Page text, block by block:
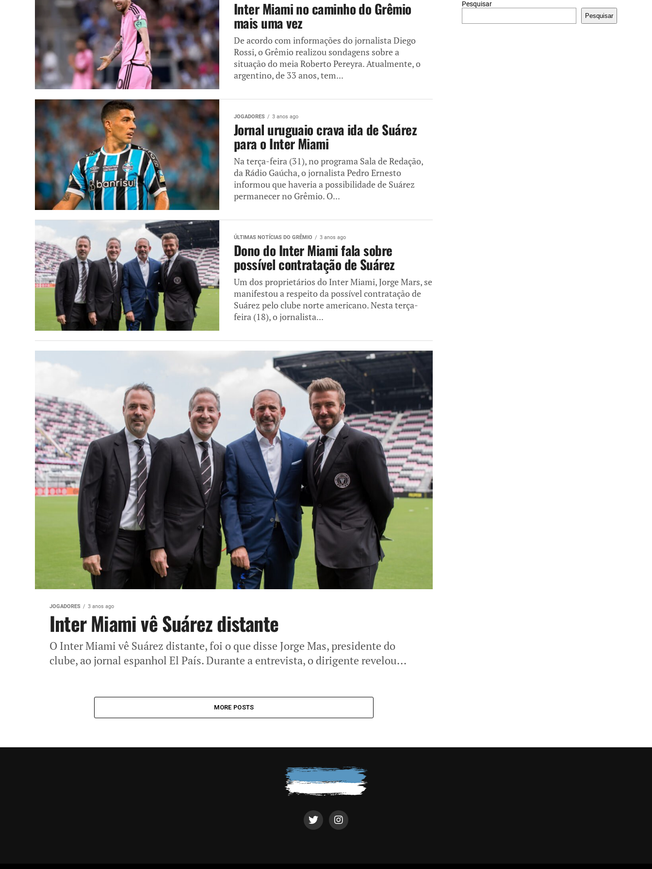
Inter Miami no caminho do Grêmio
mais uma vez
De acordo com informações do jornalista Diego
Rossi, o Grêmio realizou sondagens sobre a
situação do meia Roberto Pereyra. Atualmente, o
argentino, de 33 anos, tem...
JOGADORES 3 anos ago
Jornal uruguaio crava ida de Suárez
para o Inter Miami
Na terça-feira (31), no programa Sala de Redação,
da Rádio Gaúcha, o jornalista Pedro Ernesto
informou que haveria a possibilidade de Suárez
permanecer no Grêmio. O...
ÚLTIMAS NOTÍCIAS DO GRÊMIO 3 anos ago
Dono do Inter Miami fala sobre
possível contratação de Suárez
Um dos proprietários do Inter Miami, Jorge Mars, se
manifestou a respeito da possível contratação de
Suárez pelo clube norte americano. Nesta terça-
feira (18), o jornalista...
JOGADORES 3 anos ago
Inter Miami vê Suárez distante
O Inter Miami vê Suárez distante, foi o que disse Jorge Mas, presidente do
clube, ao jornal espanhol El País. Durante a entrevista, o dirigente revelou...
MORE POSTS
Pesquisar
Pesquisar